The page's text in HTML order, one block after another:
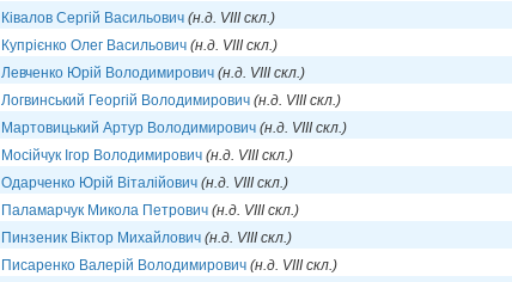
Ківалов Сергій Васильович (н.д. VIII скл.)
Купрієнко Олег Васильович (н.д. VIII скл.)
Левченко Юрій Володимирович (н.д. VIII скл.)
Логвинський Георгій Володимирович (н.д. VIII скл.)
Мартовицький Артур Володимирович (н.д. VIII скл.)
Мосійчук Ігор Володимирович (н.д. VIII скл.)
Одарченко Юрій Віталійович (н.д. VIII скл.)
Паламарчук Микола Петрович (н.д. VIII скл.)
Пинзеник Віктор Михайлович (н.д. VIII скл.)
Писаренко Валерій Володимирович (н.д. VIII скл.)